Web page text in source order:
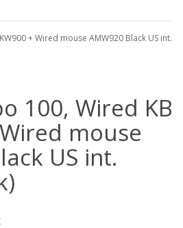
+ Wired mouse AMW920 Black US int.
100, Wired KB
mouse
US int.